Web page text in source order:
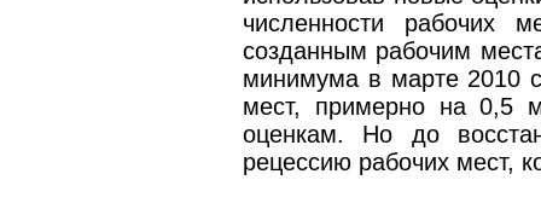
численности рабочих
созданным рабочим
минимума в марте 2010
мест, примерно на 0,5
оценкам. Но до
рецессию рабочих мест,